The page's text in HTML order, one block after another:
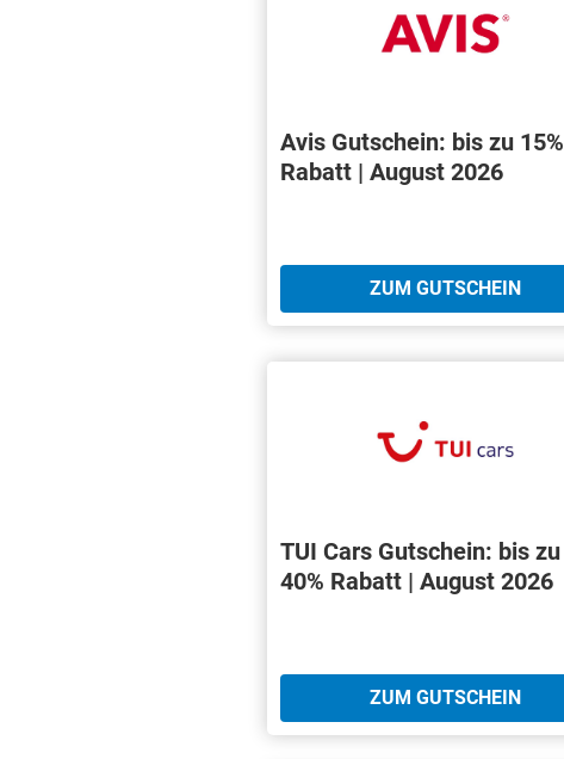
Avis Gutschein: bis zu 15%
Rabatt | August 2026
ZUM GUTSCHEIN
TUI Cars Gutschein: bis zu
40% Rabatt | August 2026
ZUM GUTSCHEIN